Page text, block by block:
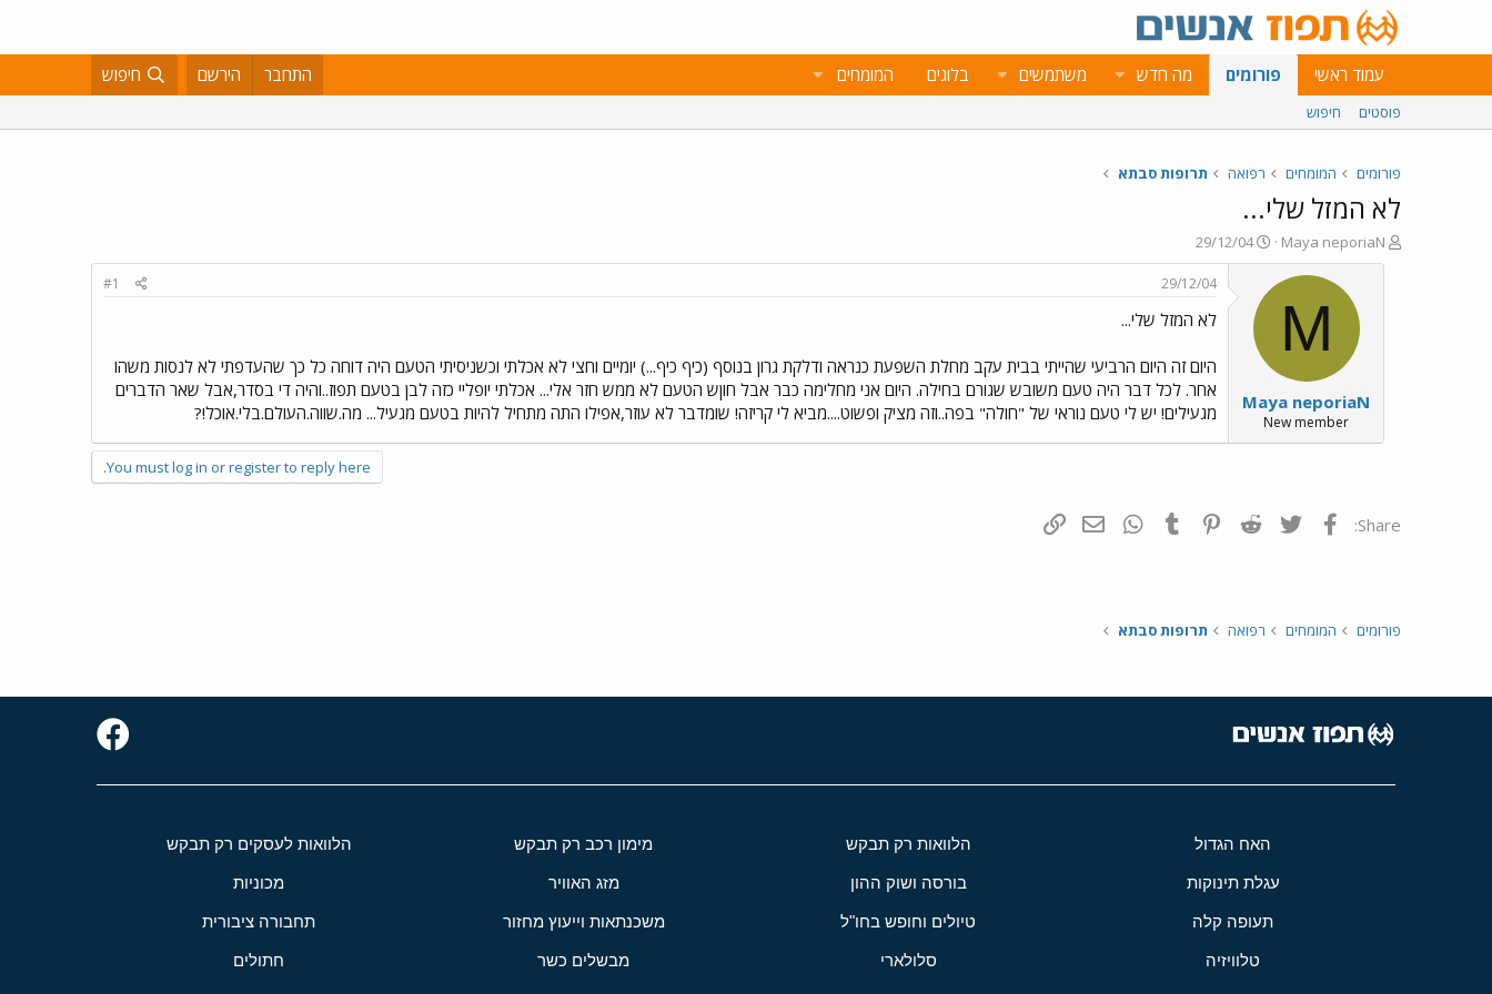
עמוד ראשי פורומים מה חדש משתמשים בלוגים המומחים התחבר הירשם חיפוש
פוסטים חיפוש
פורומים המומחים רפואה תרופות סבתא
לא המזל שלי...
פ
ו
Maya neporiaN
פ
ו
ם
ב
ר
ך
29/12/04
M
Maya neporiaN
New member
29/12/04
#1
לא המזל שלי...
היום זה היום הרביעי שהייתי בבית עקב מחלת השפעת כנראה ודלקת גרון בנוסף (כיף כיף...) יומיים וחצי לא אכלתי וכשניסיתי הטעם היה דוחה כל כך שהעדפתי לא לנסות משהו
אחר. לכל דבר היה טעם משובש שגורם בחילה. היום אני מחלימה כבר אבל חוןש הטעם לא ממש חזר אלי... אכלתי יופליי כזה לבן בטעם תפוז..והיה די בסדר,אבל שאר הדברים
מגעילים! יש לי טעם נוראי של "חולה" בפה..וזה מציק ופשוט....מביא לי קריזה! שומדבר לא עוזר,אפילו התה מתחיל להיות בטעם מגעיל... מה.שווה.העולם.בלי.אוכל!?
You must log in or register to reply here.
Share: פייסבוק Twitter
Reddit
Pinterest
Tumblr
WhatsAppדואר אלקטרוני
פורומים המומחים רפואה תרופות סבתא
האח הגדול הלוואות רק תבקש מימון רכב רק תבקש הלוואות לעסקים רק תבקש
עגלת תינוקות בורסה ושוק ההון מזג האוויר מכוניות
תעופה קלה טיולים וחופש בחו"ל משכנתאות וייעוץ מחזור תחבורה ציבורית
טלוויזיה סלולארי מבשלים כשר חתולים